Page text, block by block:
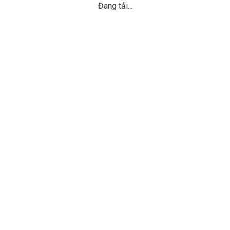
Đang tải...